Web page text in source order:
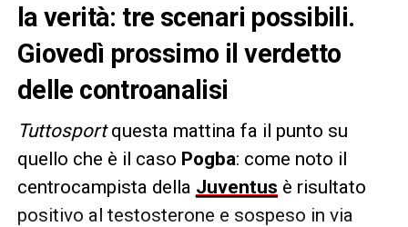
la verità: tre scenari possibili.
Giovedì prossimo il verdetto
delle controanalisi
Tuttosportquesta mattina fa il punto su
quello che è il caso Pogba: come noto il
centrocampista della Juventus è risultato
positivo al testosterone e sospeso in via